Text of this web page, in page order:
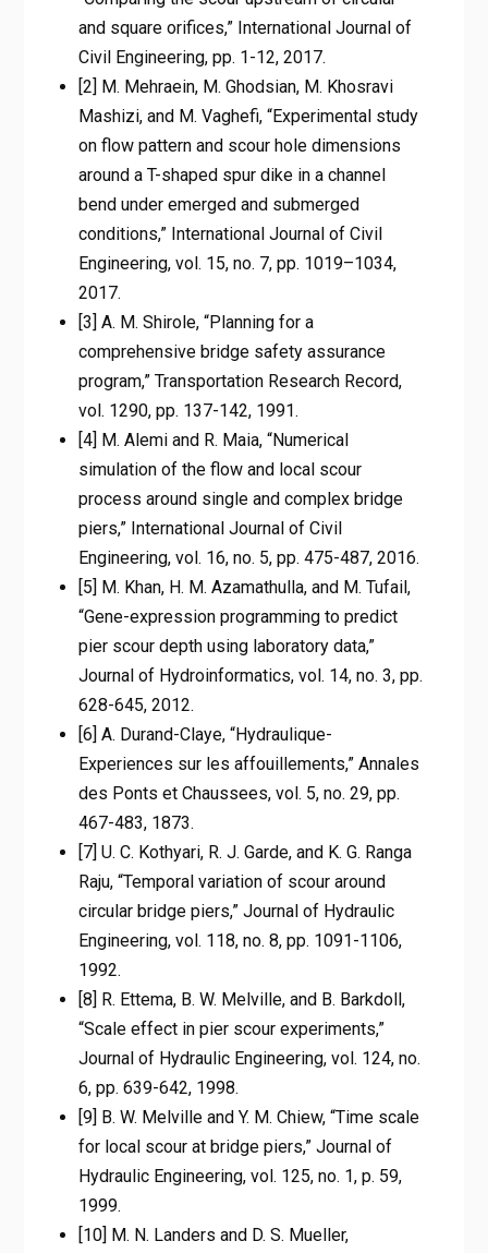
and square orifices,” International Journal of
Civil Engineering, pp. 1-12, 2017.
[2] M. Mehraein, M. Ghodsian, M. Khosravi
Mashizi, and M. Vaghefi, “Experimental study
on flow pattern and scour hole dimensions
around a T-shaped spur dike in a channel
bend under emerged and submerged
conditions,” International Journal of Civil
Engineering, vol. 15, no. 7, pp. 1019–1034,
2017.
[3] A. M. Shirole, “Planning for a
comprehensive bridge safety assurance
program,” Transportation Research Record,
vol. 1290, pp. 137-142, 1991.
[4] M. Alemi and R. Maia, “Numerical
simulation of the flow and local scour
process around single and complex bridge
piers,” International Journal of Civil
Engineering, vol. 16, no. 5, pp. 475-487, 2016.
[5] M. Khan, H. M. Azamathulla, and M. Tufail,
“Gene-expression programming to predict
pier scour depth using laboratory data,”
Journal of Hydroinformatics, vol. 14, no. 3, pp.
628-645, 2012.
[6] A. Durand-Claye, “Hydraulique-
Experiences sur les affouillements,” Annales
des Ponts et Chaussees, vol. 5, no. 29, pp.
467-483, 1873.
[7] U. C. Kothyari, R. J. Garde, and K. G. Ranga
Raju, “Temporal variation of scour around
circular bridge piers,” Journal of Hydraulic
Engineering, vol. 118, no. 8, pp. 1091-1106,
1992.
[8] R. Ettema, B. W. Melville, and B. Barkdoll,
“Scale effect in pier scour experiments,”
Journal of Hydraulic Engineering, vol. 124, no.
6, pp. 639-642, 1998.
[9] B. W. Melville and Y. M. Chiew, “Time scale
for local scour at bridge piers,” Journal of
Hydraulic Engineering, vol. 125, no. 1, p. 59,
1999.
[10] M. N. Landers and D. S. Mueller,